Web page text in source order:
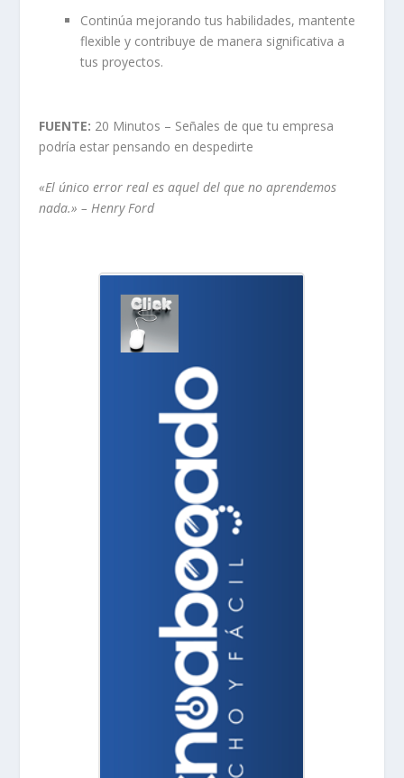
Continúa mejorando tus habilidades, mantente
flexible y contribuye de manera significativa a
tus proyectos.
FUENTE: 20 Minutos – Señales de que tu empresa
podría estar pensando en despedirte
«El único error real es aquel del que no aprendemos
nada.» – Henry Ford